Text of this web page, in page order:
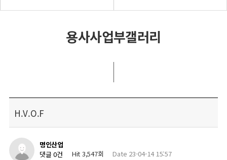
용사사업부갤러리
H.V.O.F
명인산업
댓글 0건
Hit 3,547회 Date 23-04-14 15:57